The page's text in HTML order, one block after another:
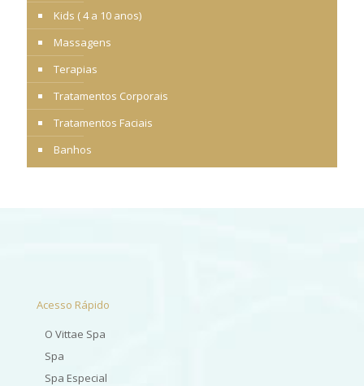
Kids ( 4 a 10 anos)
Massagens
Terapias
Tratamentos Corporais
Tratamentos Faciais
Banhos
Acesso Rápido
O Vittae Spa
Spa
Spa Especial